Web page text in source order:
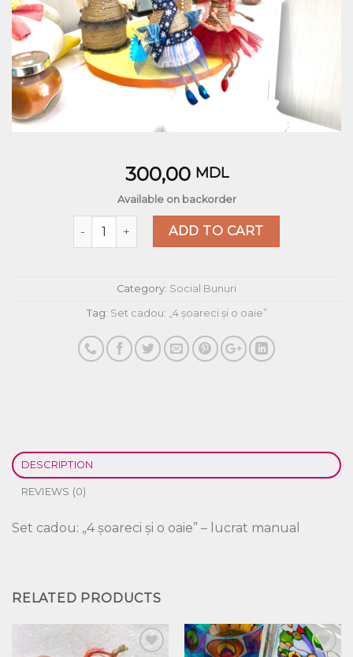
300,00 MDL
Available on backorder
Quantity ADD TO CART
Category: Social Bunuri
Tag: Set cadou: „4 șoareci și o oaie”
DESCRIPTION
REVIEWS (0)
Set cadou: „4 șoareci și o oaie” – lucrat manual
RELATED PRODUCTS